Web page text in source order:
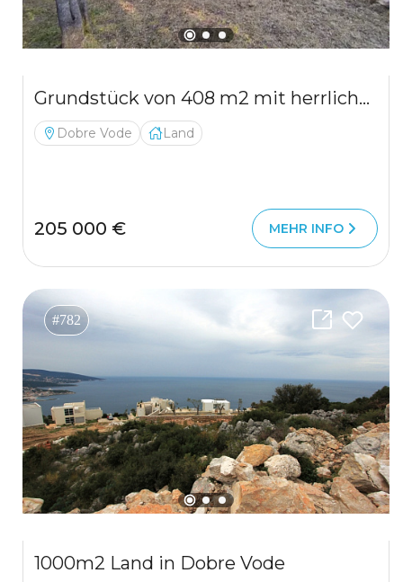
Grundstück von 408 m2 mit herrlicher Lage, nur 500 Meter vom Ufer entfernt in Dobra Voda
Dobre Vode Land
205 000 € MEHR INFO
#782
1000m2 Land in Dobre Vode